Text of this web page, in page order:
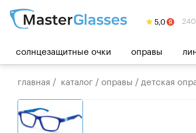
солнцезащитные очки оправы
главная / каталог /оправы / детская